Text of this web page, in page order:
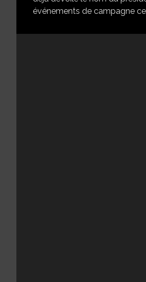
événements de campagne